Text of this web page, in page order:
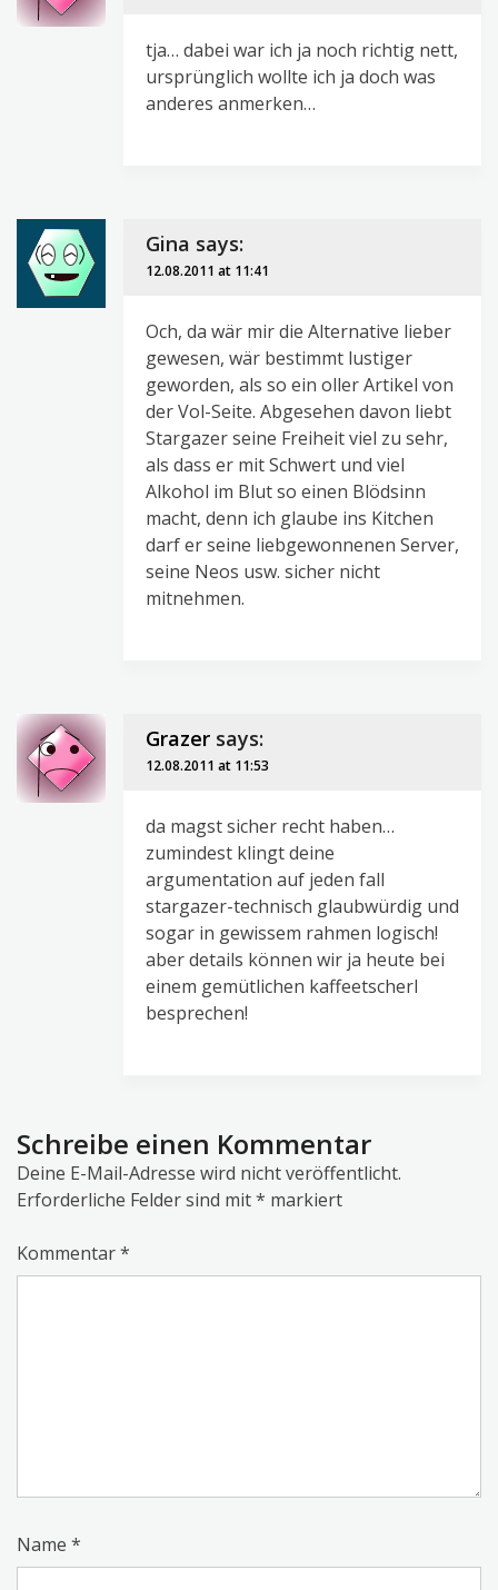
tja… dabei war ich ja noch richtig nett,
ursprünglich wollte ich ja doch was
anderes anmerken…
Gina says:
12.08.2011 at 11:41
Och, da wär mir die Alternative lieber
gewesen, wär bestimmt lustiger
geworden, als so ein oller Artikel von
der Vol-Seite. Abgesehen davon liebt
Stargazer seine Freiheit viel zu sehr,
als dass er mit Schwert und viel
Alkohol im Blut so einen Blödsinn
macht, denn ich glaube ins Kitchen
darf er seine liebgewonnenen Server,
seine Neos usw. sicher nicht
mitnehmen.
Grazer says:
12.08.2011 at 11:53
da magst sicher recht haben…
zumindest klingt deine
argumentation auf jeden fall
stargazer-technisch glaubwürdig und
sogar in gewissem rahmen logisch!
aber details können wir ja heute bei
einem gemütlichen kaffeetscherl
besprechen!
Schreibe einen Kommentar
Deine E-Mail-Adresse wird nicht veröffentlicht.
Erforderliche Felder sind mit* markiert
Kommentar*
Name *